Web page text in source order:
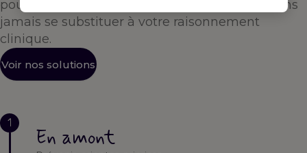
pour vous accompagner à chaque étape — sans
jamais se substituer à votre raisonnement
clinique.
Voir nos solutions
1
En amont